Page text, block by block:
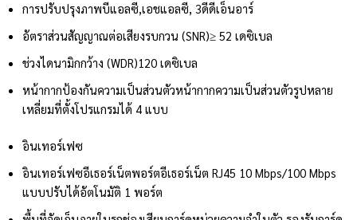
การปรับปรุงภาพบีแอลซี,เอชแอลซี, 3ดีดีเอ็นอาร์
อัตราส่วนสัญญาณต่อเสียงรบกวน (SNR)≥ 52 เดซิเบล
ช่วงไดนามิกกว้าง (WDR)120 เดซิเบล
หน้ากากป้องกันความเป็นส่วนตัวหน้ากากความเป็นส่วนตัวรูปหลาย
เหลี่ยมที่ตั้งโปรแกรมได้ 4 แบบ
อินเทอร์เฟซ
อินเทอร์เฟซอีเธอร์เน็ตพอร์ตอีเธอร์เน็ต RJ45 10 Mbps/100 Mbps
แบบปรับได้อัตโนมัติ 1 พอร์ต